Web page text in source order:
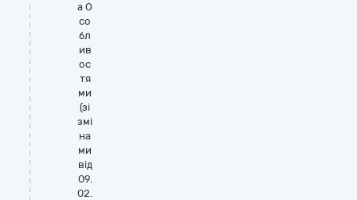
а О
со
бл
ив
ос
тя
ми
(зі
змі
на
ми
від
09.
02.